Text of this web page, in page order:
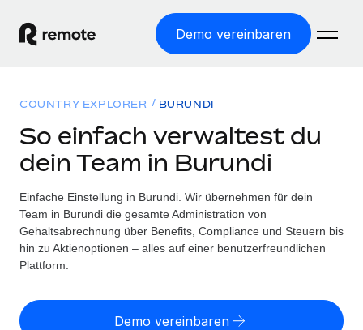
Demo vereinbaren
WELTWEITE BESCHÄFTIGUNG
Globale Payroll
Einfache, rechtssicher Payroll
Employer of Record
Weltweites Wachstum ohne Kosten für Niederlassungen
Contractor of Record
Rechtssichere, weltweite Arbeit mit Freelancer:innen
Lösungen
WELTWEITE ABDECKUNG
Country Explorer
Länderspezifische Unterstützung bei der Einstellung
Einfache Einstellung in allen US-Bundesstaaten
Ressourcen
TOOLS UND RECHNER
Scheinselbstständigkeitsrisiko berechnen
Preise
COUNTRY EXPLORER BURUNDI
So einfach verwaltest du
dein Team in Burundi
Einfache Einstellung in Burundi. Wir übernehmen für dein
Team in Burundi die gesamte Administration von
Gehaltsabrechnung über Benefits, Compliance und Steuern bis
hin zu Aktienoptionen – alles auf einer benutzerfreundlichen
Plattform.
Demo vereinbaren